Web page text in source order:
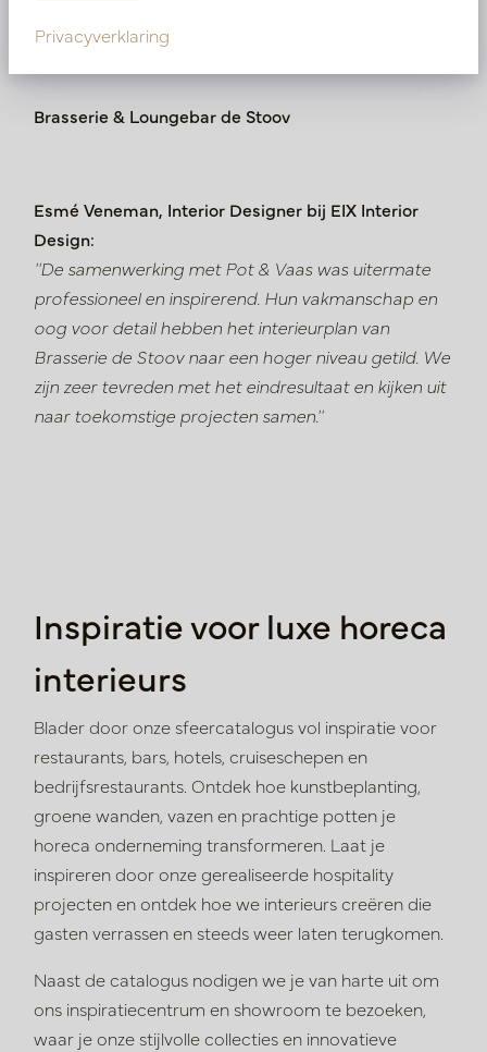
Brasserie & Loungebar de Stoov
Esmé Veneman, Interior Designer bij EIX Interior
Design:
''De samenwerking met Pot & Vaas was uitermate
professioneel en inspirerend. Hun vakmanschap en
oog voor detail hebben het interieurplan van
Brasserie de Stoov naar een hoger niveau getild. We
zijn zeer tevreden met het eindresultaat en kijken uit
naar toekomstige projecten samen.''
Inspiratie voor luxe horeca
interieurs
Blader door onze sfeercatalogus vol inspiratie voor
restaurants, bars, hotels, cruiseschepen en
bedrijfsrestaurants. Ontdek hoe kunstbeplanting,
groene wanden, vazen en prachtige potten je
horeca onderneming transformeren. Laat je
inspireren door onze gerealiseerde hospitality
projecten en ontdek hoe we interieurs creëren die
gasten verrassen en steeds weer laten terugkomen.
Naast de catalogus nodigen we je van harte uit om
ons inspiratiecentrum en showroom te bezoeken,
waar je onze stijlvolle collecties en innovatieve
Privacyverklaring